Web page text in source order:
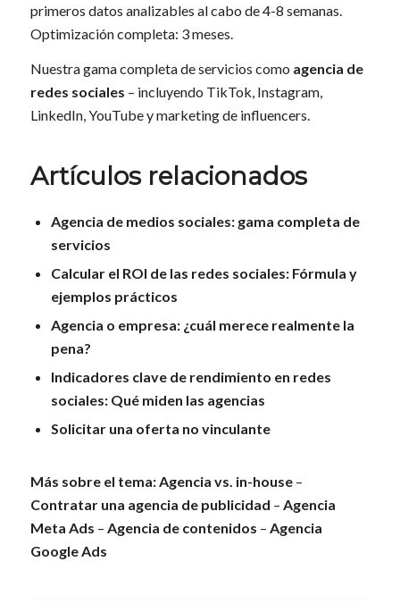
primeros datos analizables al cabo de 4-8 semanas.
Optimización completa: 3 meses.
Nuestra gama completa de servicios como agencia de
redes sociales – incluyendo TikTok, Instagram,
LinkedIn, YouTube y marketing de influencers.
Artículos relacionados
Agencia de medios sociales: gama completa de
servicios
Calcular el ROI de las redes sociales: Fórmula y
ejemplos prácticos
Agencia o empresa: ¿cuál merece realmente la
pena?
Indicadores clave de rendimiento en redes
sociales: Qué miden las agencias
Solicitar una oferta no vinculante
Más sobre el tema:Agencia vs. in-house–
Contratar una agencia de publicidad – Agencia
Meta Ads – Agencia de contenidos – Agencia
Google Ads